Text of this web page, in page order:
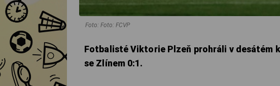
Foto: Foto: FCVP
Fotbalisté Viktorie Plzeň prohráli v desátém
se Zlínem 0:1.